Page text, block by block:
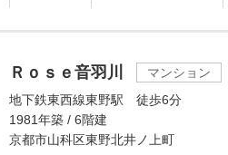
Ｒｏｓｅ音羽川
マンション
地下鉄東西線東野駅 徒歩6分
1981年築 / 6階建
京都市山科区東野北井ノ上町